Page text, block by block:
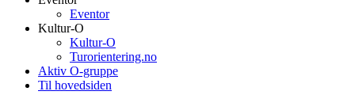
Eventor
Kultur-O
Kultur-O
Turorientering.no
Aktiv O-gruppe
Til hovedsiden